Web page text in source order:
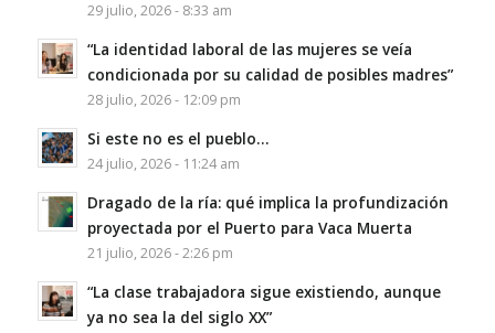
29 julio, 2026 - 8:33 am
“La identidad laboral de las mujeres se veía
condicionada por su calidad de posibles madres”
28 julio, 2026 - 12:09 pm
Si este no es el pueblo…
24 julio, 2026 - 11:24 am
Dragado de la ría: qué implica la profundización
proyectada por el Puerto para Vaca Muerta
21 julio, 2026 - 2:26 pm
“La clase trabajadora sigue existiendo, aunque
ya no sea la del siglo XX”